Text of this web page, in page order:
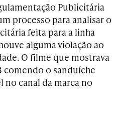
Publicitária
processo para analisar o
feita para a linha
alguma violação ao
O filme que mostrava
comendo o sanduíche
no canal da marca no